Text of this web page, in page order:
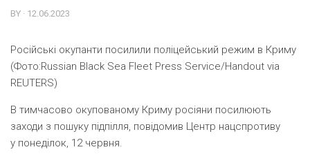
BY · 12.06.2023
Російські окупанти посилили поліцейський режим в Криму
(Фото:Russian Black Sea Fleet Press Service/Handout via
REUTERS)
В тимчасово окупованому Криму росіяни посилюють
заходи з пошуку підпілля, повідомив Центр нацспротиву
у понеділок, 12 червня.